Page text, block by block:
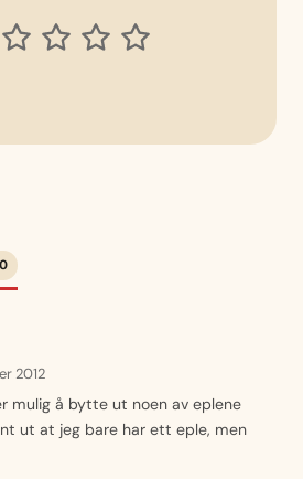
2012
mulig å bytte ut noen av eplene
ut at jeg bare har ett eple, men